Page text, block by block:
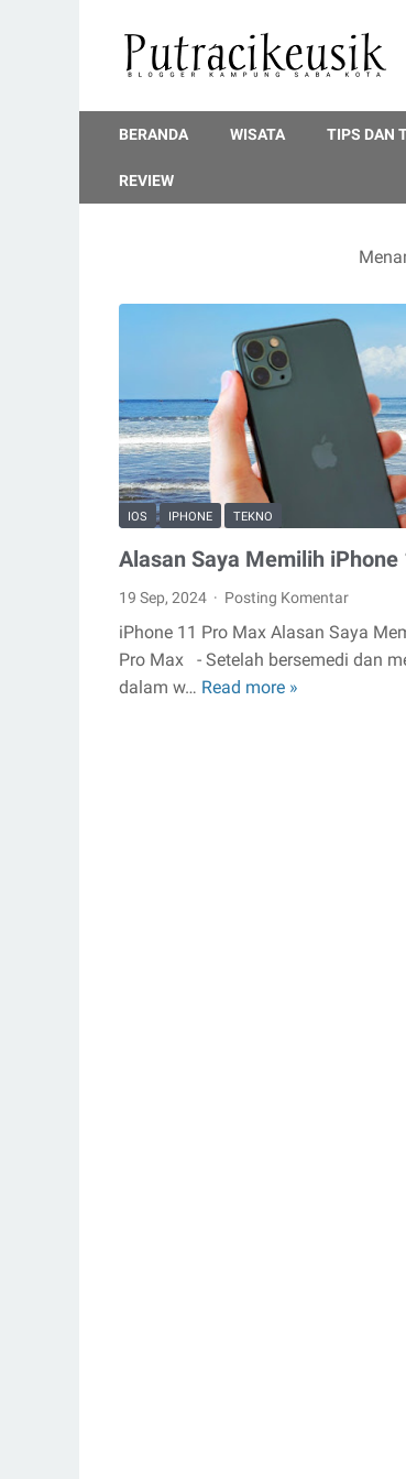
BERANDA WISATA TIPS DAN
REVIEW
IOS IPHONE TEKNO
Alasan Saya Memilih iPhone
19 Sep, 2024 Posting Komentar
iPhone 11 Pro Max Alasan Saya
Pro Max - Setelah bersemedi dan
dalam w… Read more »